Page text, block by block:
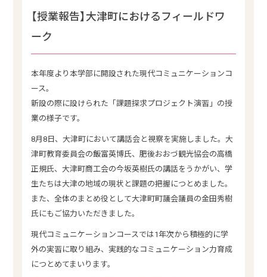
【授業報告】大津町におけるフィールドワ
ーク
本年度より本学部に開設された現代コミュニケーションコ
ース。
新設の際に設けられた「課題探求プロジェクト演習」の授
業の様子です。
8月8日、大津町において講話会と視察を実施しました。大
津町教育委員会の飯富英博氏、肥後おおづ観光協会の高橋
正規氏、大津町商工会の今坂英樹氏の講話をうかがい、学
生たちは大津の地域の現状と課題の把握につとめました。
また、全体のまとめ役として大津町町議会議員の金田秀樹
氏にもご協力いただきました。
現代コミュニケーションコースでは1年次から積極的に学
外の実習に取り組み、実践的なコミュニケーション力育成
につとめてまいります。